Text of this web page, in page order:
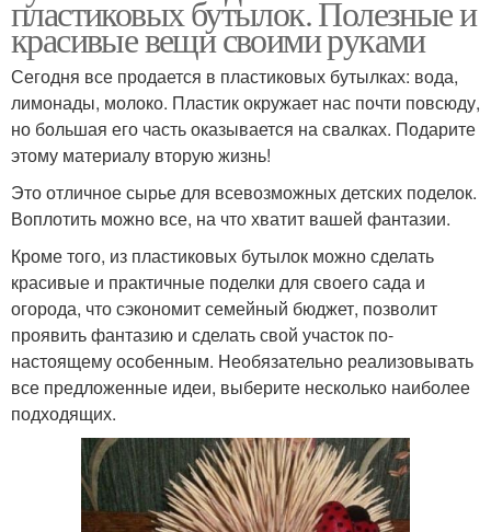
пластиковых бутылок. Полезные и
красивые вещи своими руками
Сегодня все продается в пластиковых бутылках: вода,
лимонады, молоко. Пластик окружает нас почти повсюду,
но большая его часть оказывается на свалках. Подарите
этому материалу вторую жизнь!
Это отличное сырье для всевозможных детских поделок.
Воплотить можно все, на что хватит вашей фантазии.
Кроме того, из пластиковых бутылок можно сделать
красивые и практичные поделки для своего сада и
огорода, что сэкономит семейный бюджет, позволит
проявить фантазию и сделать свой участок по-
настоящему особенным. Необязательно реализовывать
все предложенные идеи, выберите несколько наиболее
подходящих.